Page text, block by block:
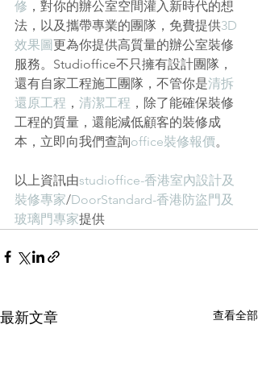
修 ，對你的辦公室空間灌入新時代的想
法，以及攜帶專業的團隊，免費提供3D
效果圖更為你提供高質量的辦公室裝修
服務。Studioffice不只擁有設計團隊，
還有自家工程施工團隊，不管你是清拆
還原工程 ， 清潔工程 ，除了能確保裝修
工程的質量，還能減低顧客的裝修成
本，立即向我們查詢office裝修報價。
以上資訊由studioffice-香港室內設計及
裝修專家/DoorStandard-香港防盜門及
玻璃門專家提供
最新文章 查看全部